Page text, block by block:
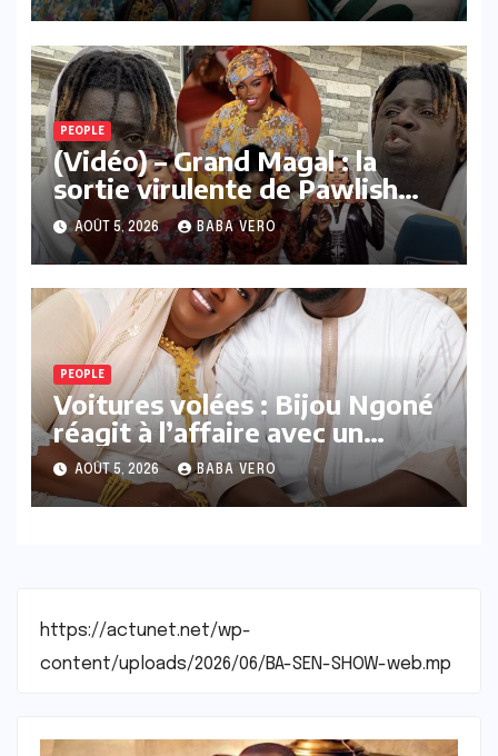
PEOPLE
(Vidéo) – Grand Magal : la
sortie virulente de Pawlish
Mbaye contre certaines
personnalités
AOÛT 5, 2026 BABA VERO
PEOPLE
Voitures volées : Bijou Ngoné
réagit à l’affaire avec un
message visuel
AOÛT 5, 2026 BABA VERO
https://actunet.net/wp-
content/uploads/2026/06/BA-SEN-SHOW-web.mp